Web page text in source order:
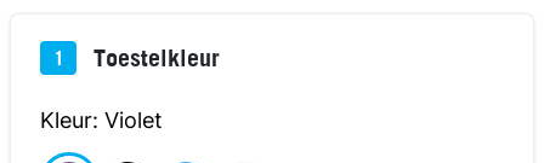
1 Toestelkleur
Kleur: Violet